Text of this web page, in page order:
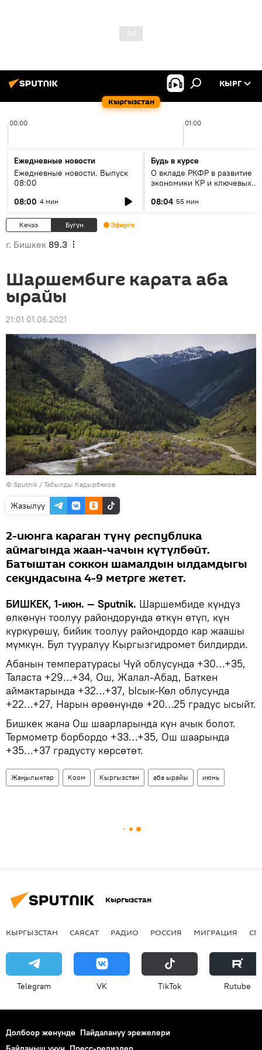
Кыргызстан
КЫРГ
00:00 01:00
Ежедневные новости
Ежедневные новости. Выпуск
08:00
08:00 4 мин
Будь в курсе
О вкладе РКФР в развитие
экономики КР и ключевых
08:04 55 мин
Кечээ Бүгүн Эфирге
г. Бишкек 89.3
Шаршембиге карата аба
ырайы
21:01 01.06.2021
© Sputnik / Табылды Кадырбеков
Жазылуу
2-июнга караган түнү республика
аймагында жаан-чачын күтүлбөйт.
Батыштан соккон шамалдын ылдамдыгы
секундасына 4-9 метрге жетет.
БИШКЕК, 1-июн. — Sputnik. Шаршембиде күндүз
өлкөнүн тоолуу райондорунда өткүн өтүп, күн
күркүрөшү, бийик тоолуу райондордо кар жаашы
мүмкүн. Бул тууралуу Кыргызгидромет билдирди.
Абанын температурасы Чүй облусунда +30…+35,
Таласта +29…+34, Ош, Жалал-Абад, Баткен
аймактарында +32…+37, Ысык-Көл облусунда
+22…+27, Нарын өрөөнүндө +20…25 градус ысыйт.
Бишкек жана Ош шаарларында күн ачык болот.
Термометр борбордо +33…+35, Ош шаарында
+35…+37 градусту көрсөтөт.
Жаңылыктар Коом Кыргызстан аба ырайы июнь
Кыргызстан
КЫРГЫЗСТАН САЯСАТ РАДИО РОССИЯ МИГРАЦИЯ
Telegram VK ТikТоk Rutube
Долбоор жөнүндө Пайдалануу эрежелери